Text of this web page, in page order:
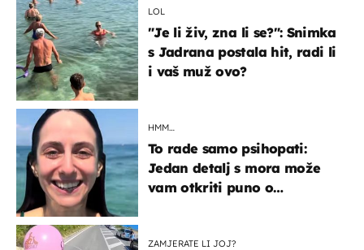
LOL
"Je li živ, zna li se?": Snimka
s Jadrana postala hit, radi li
i vaš muž ovo?
HMM…
To rade samo psihopati:
Jedan detalj s mora može
vam otkriti puno o
ZAMJERATE LI JOJ?